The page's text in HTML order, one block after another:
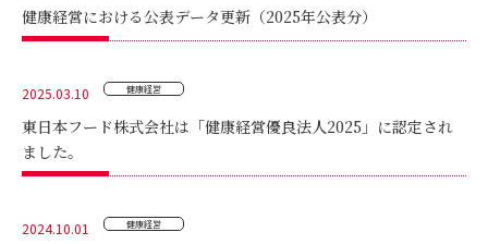
会社案内
健康経営における公表データ更新（2025年公表分）
2025.03.10 健康経営
東日本フード株式会社は「健康経営優良法人2025」に認定され
ました。
2024.10.01 健康経営